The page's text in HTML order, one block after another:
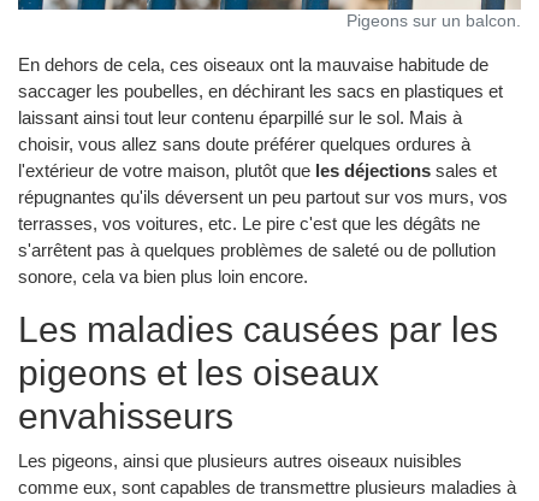
Pigeons sur un balcon.
En dehors de cela, ces oiseaux ont la mauvaise habitude de
saccager les poubelles, en déchirant les sacs en plastiques et
laissant ainsi tout leur contenu éparpillé sur le sol. Mais à
choisir, vous allez sans doute préférer quelques ordures à
l'extérieur de votre maison, plutôt que les déjections sales et
répugnantes qu'ils déversent un peu partout sur vos murs, vos
terrasses, vos voitures, etc. Le pire c'est que les dégâts ne
s'arrêtent pas à quelques problèmes de saleté ou de pollution
sonore, cela va bien plus loin encore.
Les maladies causées par les
pigeons et les oiseaux
envahisseurs
Les pigeons, ainsi que plusieurs autres oiseaux nuisibles
comme eux, sont capables de transmettre plusieurs maladies à